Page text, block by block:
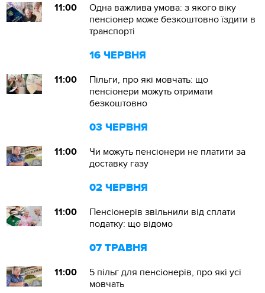
11:00
Одна важлива умова: з якого віку
пенсіонер може безкоштовно їздити в
транспорті
16 ЧЕРВНЯ
11:00
Пільги, про які мовчать: що
пенсіонери можуть отримати
безкоштовно
03 ЧЕРВНЯ
11:00
Чи можуть пенсіонери не платити за
доставку газу
02 ЧЕРВНЯ
11:00
Пенсіонерів звільнили від сплати
податку: що відомо
07 ТРАВНЯ
11:00
5 пільг для пенсіонерів, про які усі
мовчать